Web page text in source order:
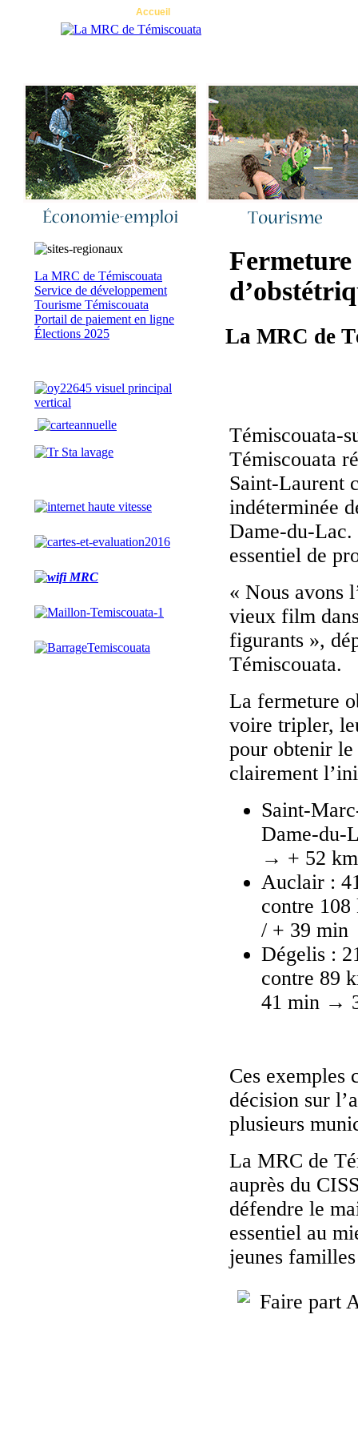
Accueil
La MRC de Témiscouata
Service de développement
Tourisme Témiscouata
Portail de paiement en ligne
Élections 2025
Fermeture
La MRC de
Témiscouata-
Témiscouata
Saint-Laurent
indéterminée
Dame-du-Lac.
essentiel de
« Nous avons
vieux film
figurants »,
Témiscouata.
La fermeture
voire tripler,
pour obtenir
clairement
Saint-
Dame-du-
→ + 52
Auclair :
contre
/ + 39 min
Dégelis :
contre 89
41 min →
Ces exemples
décision sur
plusieurs
La MRC de
auprès du
défendre le
essentiel au
jeunes